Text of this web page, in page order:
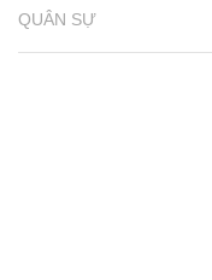
QUÂN SỰ